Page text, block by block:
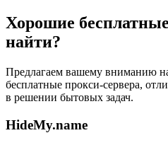
Хорошие
найти?
Предлагаем вашему вниманию
бесплатные прокси-сервера,
в решении бытовых задач.
HideMy.name